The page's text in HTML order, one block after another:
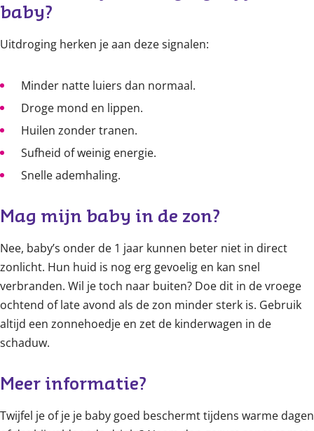
baby?
Uitdroging herken je aan deze signalen:
Minder natte luiers dan normaal.
Droge mond en lippen.
Huilen zonder tranen.
Sufheid of weinig energie.
Snelle ademhaling.
Mag mijn baby in de zon?
Nee, baby’s onder de 1 jaar kunnen beter niet in direct
zonlicht. Hun huid is nog erg gevoelig en kan snel
verbranden. Wil je toch naar buiten? Doe dit in de vroege
ochtend of late avond als de zon minder sterk is. Gebruik
altijd een zonnehoedje en zet de kinderwagen in de
schaduw.
Meer informatie?
Twijfel je of je je baby goed beschermt tijdens warme dagen